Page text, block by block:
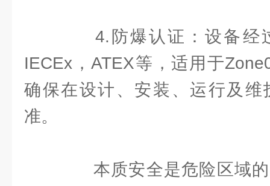
4.防爆认证：设备经
IECEx，ATEX等，适用于
确保在设计、安装、运行及维
准。
本质安全是危险区域的